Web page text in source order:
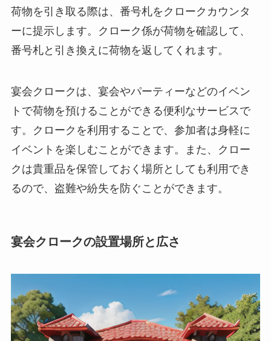
荷物を引き取る際は、番号札をクロークカウンタ
ーに提示します。クローク係が荷物を確認して、
番号札と引き換えに荷物を返してくれます。
宴会クロークは、宴会やパーティーなどのイベン
トで荷物を預けることができる便利なサービスで
す。クロークを利用することで、参加者は身軽に
イベントを楽しむことができます。また、クロー
クは貴重品を保管しておく場所としても利用でき
るので、盗難や紛失を防ぐことができます。
宴会クロークの設置場所と広さ